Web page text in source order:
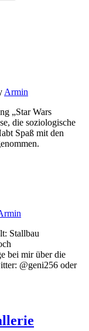
Armin
„Star Wars
die soziologische
Spaß mit den
Stallbau
bei mir über die
@geni256 oder